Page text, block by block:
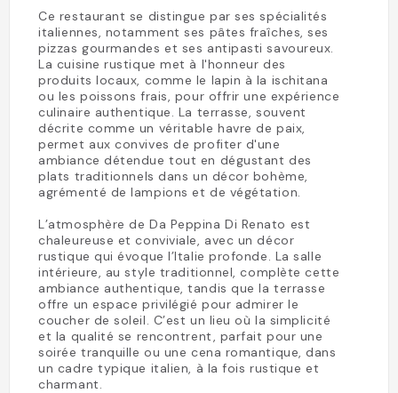
Ce restaurant se distingue par ses spécialités
italiennes, notamment ses pâtes fraîches, ses
pizzas gourmandes et ses antipasti savoureux.
La cuisine rustique met à l'honneur des
produits locaux, comme le lapin à la ischitana
ou les poissons frais, pour offrir une expérience
culinaire authentique. La terrasse, souvent
décrite comme un véritable havre de paix,
permet aux convives de profiter d'une
ambiance détendue tout en dégustant des
plats traditionnels dans un décor bohème,
agrémenté de lampions et de végétation.
L’atmosphère de Da Peppina Di Renato est
chaleureuse et conviviale, avec un décor
rustique qui évoque l’Italie profonde. La salle
intérieure, au style traditionnel, complète cette
ambiance authentique, tandis que la terrasse
offre un espace privilégié pour admirer le
coucher de soleil. C’est un lieu où la simplicité
et la qualité se rencontrent, parfait pour une
soirée tranquille ou une cena romantique, dans
un cadre typique italien, à la fois rustique et
charmant.